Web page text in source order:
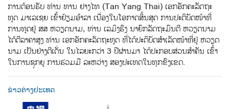
ການ​ຕ້ອນ​ຮັບ​ ທ່ານ ທານ ຢາງໄທ (Tan Yang Thai) ​ເອກ​ອັກ​ຄະ​ລັດ​ຖະ​
ທູດ ມາ​ເລ​ເຊຍ ເຂົ້າ​ຢ້ຽມ​ອຳ​ລາ​ ເນື່ອງ​ໃນ​ໂອ​ກາດ​ສິ້ນ​ສຸດ​ ການ​ປະ​ຕິ​ບັດ​ໜ້າ​ທີ່​
ການ​ທູດ​ຢູ່ ສສ ຫວຽດ​ນາມ, ທ່ານ​ ເລ​ມິ​ງ​ຮຶງ ນາ​ຍົກ​ລັດ​ຖະ​ມົນ​ຕີ ຫວຽດ​ນາມ
ໄດ້​ຕີ​ລາ​ຄາ​ສູງ​ ທ່ານ ເອກ​ອັກ​ຄະ​ລັດ​ຖະ​ທູດ ທີ່​ໄດ້​ປະ​ຕິ​ບັດ​ສຳ​ເລັດ​ໜ້າ​ທີ່​ຢູ່ ຫວຽດ​
ນາມ​ ເປັນ​ຢ່າງ​ດີເດັ່ນ ໃນ​ໄລ​ຍະ​ກວ່າ 3 ປີ​ຜ່ານ​ມາ ໄດ້​ປະ​ກອບ​ສ່ວນ​ສຳ​ຄັນ ​ເຂົ້າ
ໃນ​ການ​ຊຸກ​ຍູ​ ການ​ຮ່ວມ​ມື​ ລະ​ຫວ່າງ ​ສອງ​ປະ​ເທດ​ໃນ​ທຸກ​ຂົງ​ເຂດ.
ຂ່າວຕ່າງປະເທດ